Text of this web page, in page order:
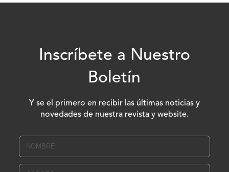
Inscríbete a Nuestro
Boletín
Y se el primero en recibir las últimas noticias y
novedades de nuestra revista y website.